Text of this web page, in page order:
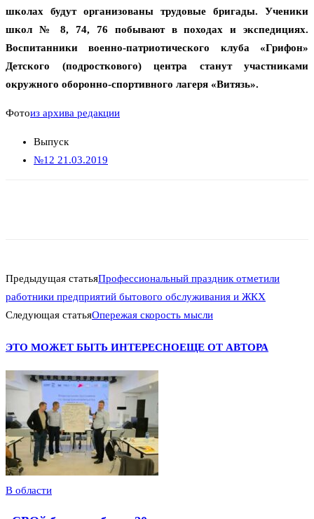
школах будут организованы трудовые бригады. Ученики
школ № 8, 74, 76 побывают в походах и экспедициях.
Воспитанники военно-патриотического клуба «Грифон»
Детского (подросткового) центра станут участниками
окружного оборонно-спортивного лагеря «Витязь».
Фотоиз архива редакции
Выпуск
№12 21.03.2019
Предыдущая статьяПрофессиональный праздник отметили
работники предприятий бытового обслуживания и ЖКХ
Следующая статьяОпережая скорость мысли
ЭТО МОЖЕТ БЫТЬ ИНТЕРЕСНОЕЩЕ ОТ АВТОРА
В области